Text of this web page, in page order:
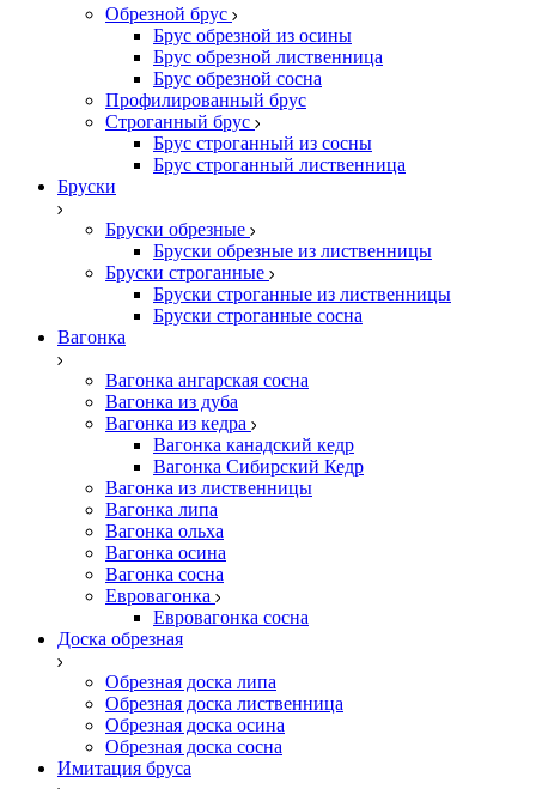
Обрезной брус
Брус обрезной из осины
Брус обрезной лиственница
Брус обрезной сосна
Профилированный брус
Строганный брус
Брус строганный из сосны
Брус строганный лиственница
Бруски
Бруски обрезные
Бруски обрезные из лиственницы
Бруски строганные
Бруски строганные из лиственницы
Бруски строганные сосна
Вагонка
Вагонка ангарская сосна
Вагонка из дуба
Вагонка из кедра
Вагонка канадский кедр
Вагонка Сибирский Кедр
Вагонка из лиственницы
Вагонка липа
Вагонка ольха
Вагонка осина
Вагонка сосна
Евровагонка
Евровагонка сосна
Доска обрезная
Обрезная доска липа
Обрезная доска лиственница
Обрезная доска осина
Обрезная доска сосна
Имитация бруса